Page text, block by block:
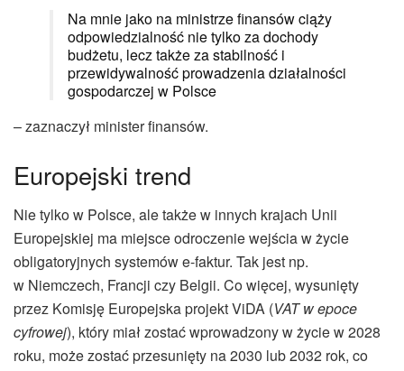
Na mnie jako na ministrze finansów ciąży
odpowiedzialność nie tylko za dochody
budżetu, lecz także za stabilność i
przewidywalność prowadzenia działalności
gospodarczej w Polsce
– zaznaczył minister finansów.
Europejski trend
Nie tylko w Polsce, ale także w innych krajach Unii
Europejskiej ma miejsce odroczenie wejścia w życie
obligatoryjnych systemów e-faktur. Tak jest np.
w Niemczech, Francji czy Belgii. Co więcej, wysunięty
przez Komisję Europejska projekt ViDA (VAT w epoce
cyfrowej), który miał zostać wprowadzony w życie w 2028
roku, może zostać przesunięty na 2030 lub 2032 rok, co